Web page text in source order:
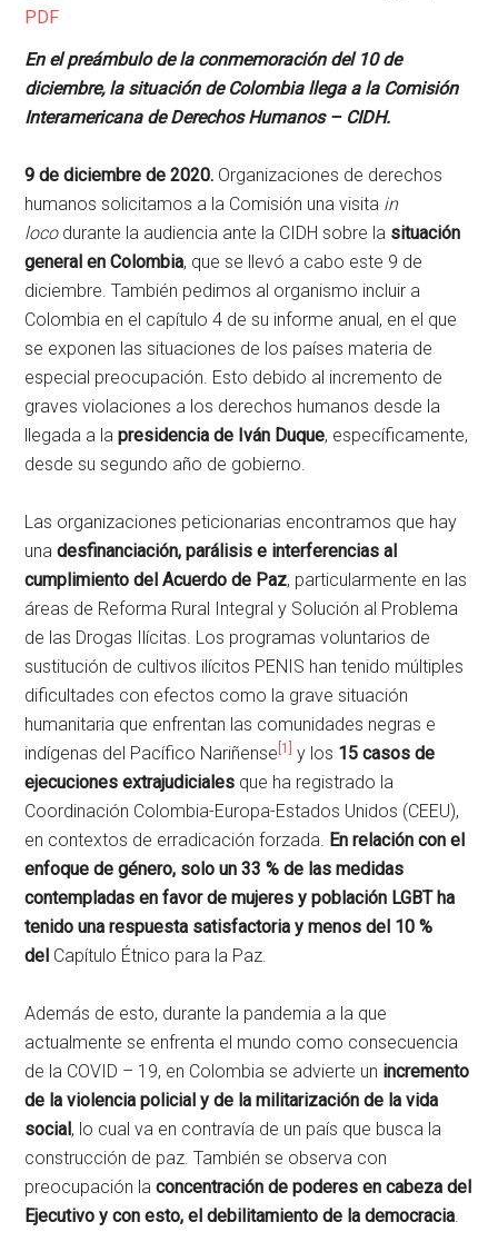
PDF
En el preámbulo de la conmemoración del 10 de
diciembre, la situación de Colombia llega a la Comisión
Interamericana de Derechos Humanos – CIDH.
9 de diciembre de 2020. Organizaciones de derechos
humanos solicitamos a la Comisión una visita in
loco durante la audiencia ante la CIDH sobre la situación
general en Colombia, que se llevó a cabo este 9 de
diciembre. También pedimos al organismo incluir a
Colombia en el capítulo 4 de su informe anual, en el que
se exponen las situaciones de los países materia de
especial preocupación. Esto debido al incremento de
graves violaciones a los derechos humanos desde la
llegada a la presidencia de Iván Duque, específicamente,
desde su segundo año de gobierno.
Las organizaciones peticionarias encontramos que hay
unadesfinanciación, parálisis e interferencias al
cumplimiento del Acuerdo de Paz, particularmente en las
áreas de Reforma Rural Integral y Solución al Problema
de las Drogas Ilícitas. Los programas voluntarios de
sustitución de cultivos ilícitos PENIS han tenido múltiples
dificultades con efectos como la grave situación
humanitaria que enfrentan las comunidades negras e
indígenas del Pacífico Nariñense [1] y los 15 casos de
ejecuciones extrajudiciales que ha registrado la
Coordinación Colombia-Europa-Estados Unidos (CEEU),
en contextos de erradicación forzada. En relación con el
enfoque de género, solo un 33 % de las medidas
contempladas en favor de mujeres y población LGBT ha
tenido una respuesta satisfactoria y menos del 10 %
del Capítulo Étnico para la Paz.
Además de esto, durante la pandemia a la que
actualmente se enfrenta el mundo como consecuencia
de la COVID – 19, en Colombia se advierte un incremento
de la violencia policial y de la militarización de la vida
social , lo cual va en contravía de un país que busca la
construcción de paz. También se observa con
preocupación laconcentración de poderes en cabeza del
Ejecutivo y con esto, el debilitamiento de la democracia.